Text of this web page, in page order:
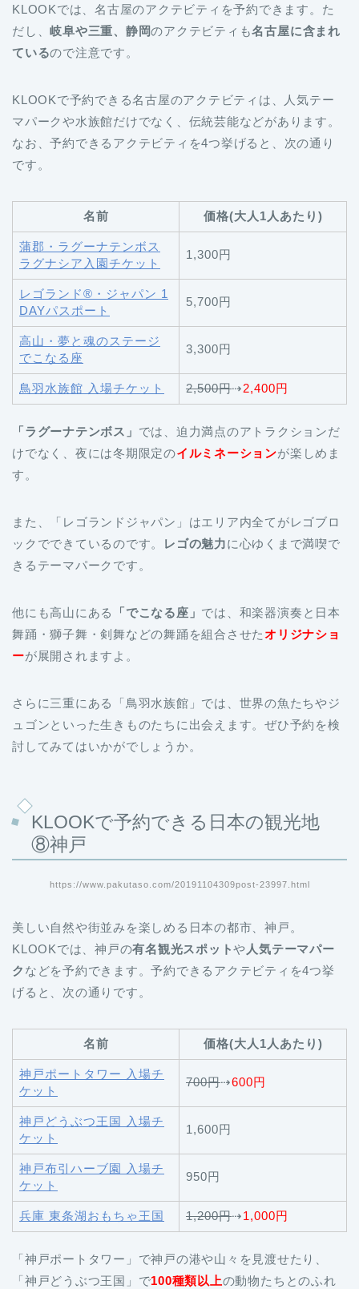
KLOOKでは、名古屋のアクテビティを予約できます。た
だし、岐阜や三重、静岡のアクテビティも名古屋に含まれ
ているので注意です。
KLOOKで予約できる名古屋のアクテビティは、人気テー
マパークや水族館だけでなく、伝統芸能などがあります。
なお、予約できるアクテビティを4つ挙げると、次の通り
です。
名前 価格(大人1人あたり)
蒲郡・ラグーナテンボス
ラグナシア入園チケット
1,300円
レゴランド®・ジャパン 1
DAYパスポート
5,700円
高山・夢と魂のステージ
でこなる座
3,300円
鳥羽水族館 入場チケット 2,500円⇢2,400円
「ラグーナテンボス」 では、迫力満点のアトラクションだ
けでなく、夜には冬期限定のイルミネーションが楽しめま
す。
また、「レゴランドジャパン」はエリア内全てがレゴブロ
ックでできているのです。
レゴの魅力に心ゆくまで満喫で
きるテーマパークです。
他にも高山にある 「でこなる座」 では、和楽器演奏と日本
舞踊・獅子舞・剣舞などの舞踊を組合させたオリジナショ
ーが展開されますよ。
さらに三重にある「鳥羽水族館」では、世界の魚たちやジ
ュゴンといった生きものたちに出会えます。ぜひ予約を検
討してみてはいかがでしょうか。
KLOOKで予約できる日本の観光地
⑧神戸
https://www.pakutaso.com/20191104309post-23997.html
美しい自然や街並みを楽しめる日本の都市、神戸。
KLOOKでは、神戸の有名観光スポットや 人気テーマパー
ク などを予約できます。予約できるアクテビティを4つ挙
げると、次の通りです。
名前 価格(大人1人あたり)
神戸ポートタワー 入場チ
ケット
700円⇢600円
神戸どうぶつ王国 入場チ
ケット
1,600円
神戸布引ハーブ園 入場チ
ケット
950円
兵庫 東条湖おもちゃ王国 1,200円⇢1,000円
「神戸ポートタワー」で神戸の港や山々を見渡せたり、
「神戸どうぶつ王国」で100種類以上の動物たちとのふれ